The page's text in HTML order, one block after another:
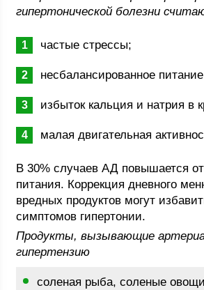
гипертонической болезни
частые стрессы;
несбалансированное
избыток кальция и натрия в
малая двигательная
В 30% случаев АД повышается
питания. Коррекция дневного
вредных продуктов могут
симптомов гипертонии.
Продукты, вызывающие
гипертензию
соленая рыба, соленые